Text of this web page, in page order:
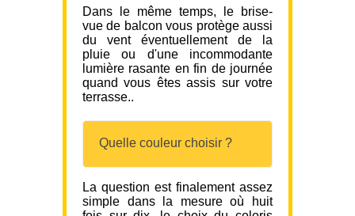
Dans le même temps, le brise-
vue de balcon vous protège aussi
du vent éventuellement de la
pluie ou d'une incommodante
lumière rasante en fin de journée
quand vous êtes assis sur votre
terrasse..
Quelle couleur choisir ?
La question est finalement assez
simple dans la mesure où huit